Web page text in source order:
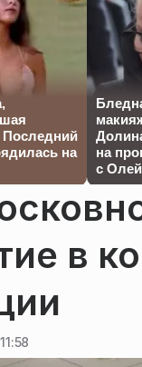
Последний
на
на
с
в